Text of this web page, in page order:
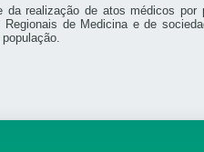
realização de atos médicos
de Medicina e de